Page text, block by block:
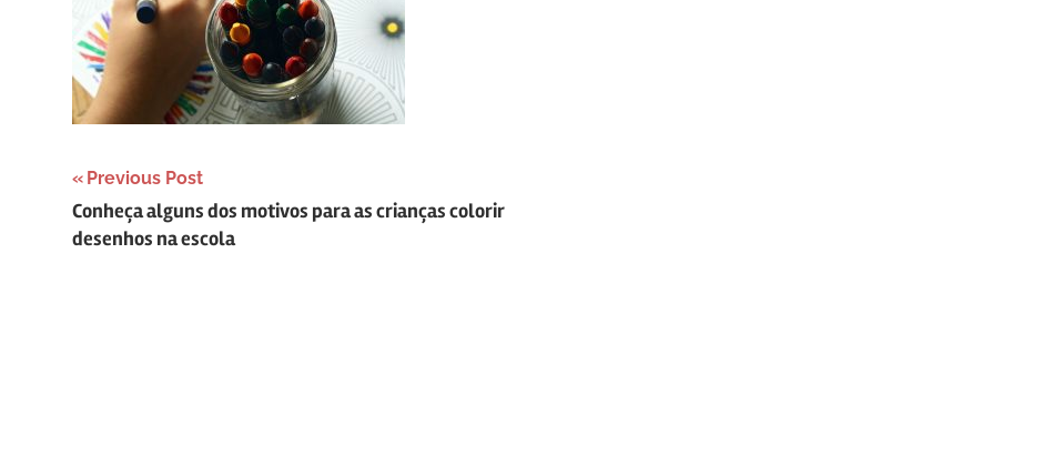
Navegação
de
Previous Post
Conheça alguns dos motivos para as crianças colorir
desenhos na escola